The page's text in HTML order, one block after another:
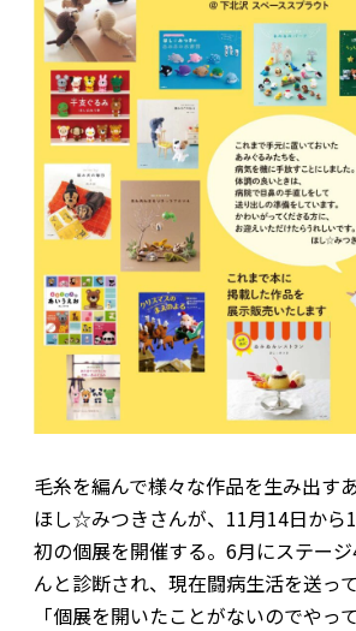
毛糸を編んで様々な作品を生み出す
ほし☆みつきさんが、11月14日から
初の個展を開催する。6月にステー
んと診断され、現在闘病生活を送っ
「個展を開いたことがないのでやっ